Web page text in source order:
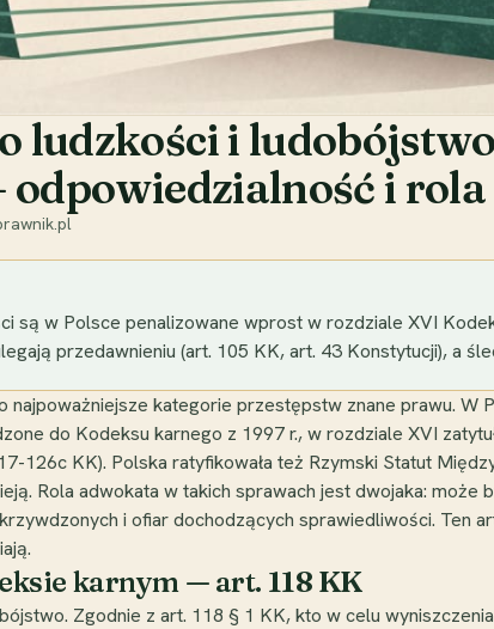
ludzkości i
odpowiedzialność i
są w Polsce penalizowane wprost w rozdziale XVI
przedawnieniu (art. 105 KK, art. 43 Konstytucji), a
kategorie przestępstw znane prawu. W
do Kodeksu karnego z 1997 r., w rozdziale XVI
126c KK). Polska ratyfikowała też Rzymski Statut
Rola adwokata w takich sprawach jest dwojaka:
i ofiar dochodzących sprawiedliwości. Ten
karnym — art. 118 KK
Zgodnie z art. 118 § 1 KK, kto w celu